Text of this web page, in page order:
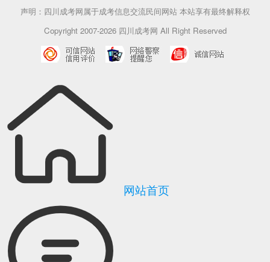
声明：四川成考网属于成考信息交流民间网站 本站享有最终解释权
Copyright 2007-2026 四川成考网 All Right Reserved
网站首页